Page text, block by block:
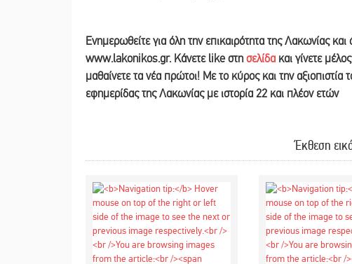
Ενημερωθείτε για όλη την επικαιρότητα της Λακωνίας και
www.lakonikos.gr. Κάνετε like στη σελίδα και γίνετε
μαθαίνετε τα νέα πρώτοι! Με το κύρος και την
εφημερίδας της Λακωνίας με ιστορία 22 και πλέον ετών
Έκθεση